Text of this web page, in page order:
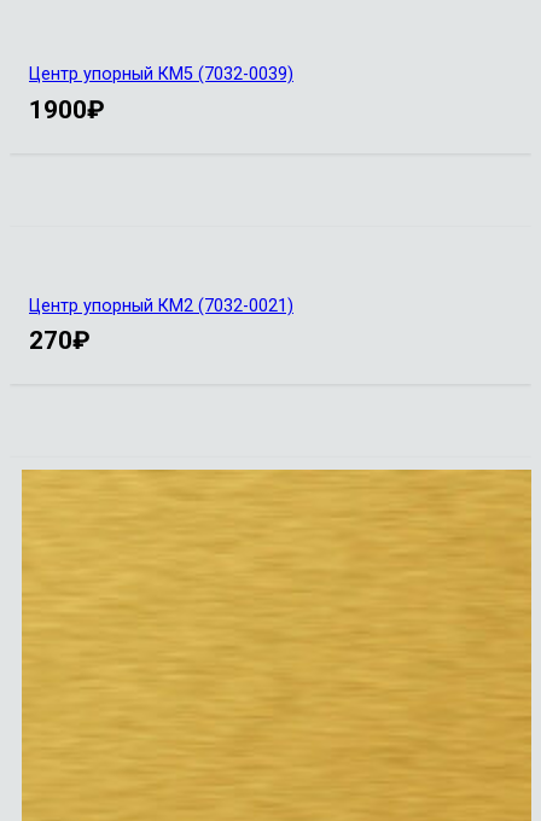
Центр упорный КМ5 (7032-0039)
1900₽
Центр упорный КМ2 (7032-0021)
270₽